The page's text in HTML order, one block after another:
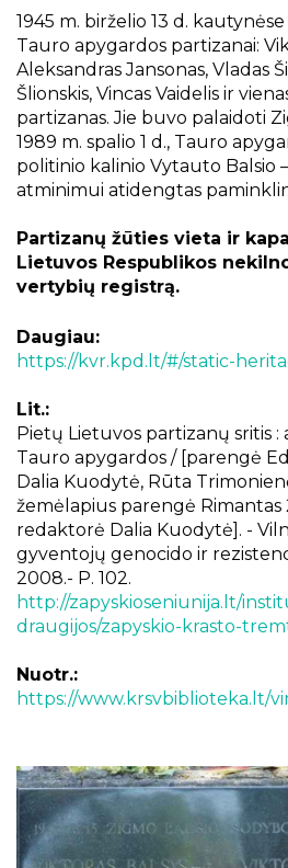
Kraštotyrinės
Piligrimų keliai
1945 m. birželio 13 d.
Tauro apygardos partizanai:
Aleksandras Jansonas, Vladas
Šlionskis, Vincas Vaidelis ir
partizanas. Jie buvo palaidoti
1989 m. spalio 1 d., Tauro
politinio kalinio Vytauto Balsio
atminimui atidengtas
Partizanų žūties vieta ir
Lietuvos Respublikos
vertybių registrą.
Daugiau:
https://kvr.kpd.lt/#/static-
Lit.:
Pietų Lietuvos partizanų sritis :
Tauro apygardos / [parengė
Dalia Kuodytė, Rūta
žemėlapius parengė Rimantas
redaktorė Dalia Kuodytė]. -
gyventojų genocido ir
2008.- P. 102.
http://zapyskioseniunija.lt/
draugijos/zapyskio-krasto-
Nuotr.:
https://www.krsvbiblioteka.lt/